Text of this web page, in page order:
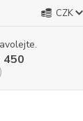
CZK
450